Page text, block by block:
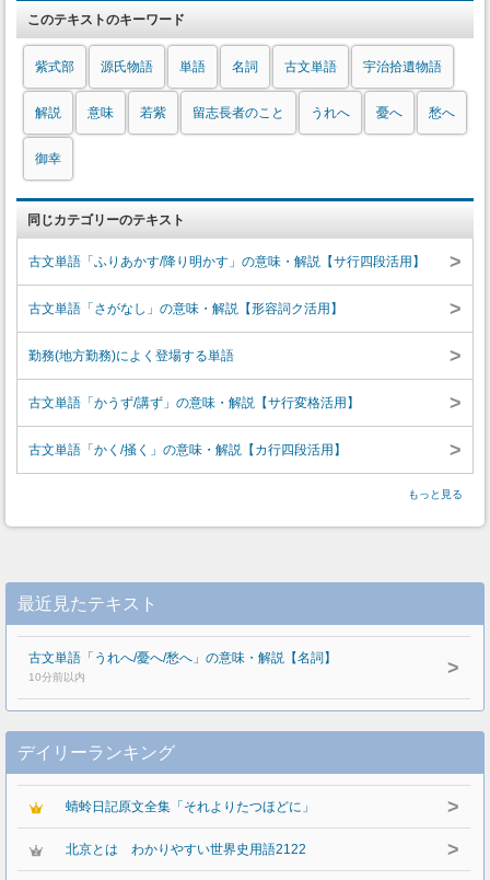
このテキストのキーワード
紫式部 源氏物語 単語 名詞 古文単語 宇治拾遺物語
解説 意味 若紫 留志長者のこと うれへ 憂へ 愁へ
御幸
同じカテゴリーのテキスト
古文単語「ふりあかす/降り明かす」の意味・解説【サ行四段活用】 >
古文単語「さがなし」の意味・解説【形容詞ク活用】 >
勤務(地方勤務)によく登場する単語 >
古文単語「かうず/講ず」の意味・解説【サ行変格活用】 >
古文単語「かく/掻く」の意味・解説【カ行四段活用】 >
もっと見る
最近見たテキスト
古文単語「うれへ/憂へ/愁へ」の意味・解説【名詞】
10分前以内 >
デイリーランキング
蜻蛉日記原文全集「それよりたつほどに」 >
北京とは わかりやすい世界史用語2122 >